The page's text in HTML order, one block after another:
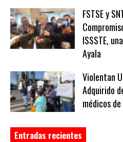
FSTSE y
ISSSTE,
Ayala
Violentan
Adquirido
médicos de
Entradas recientes